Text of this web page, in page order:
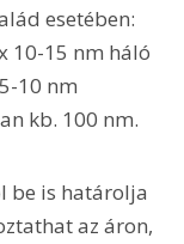
esetében:
10-15 nm háló
10 nm
kb. 100 nm.
be is határolja
az áron,